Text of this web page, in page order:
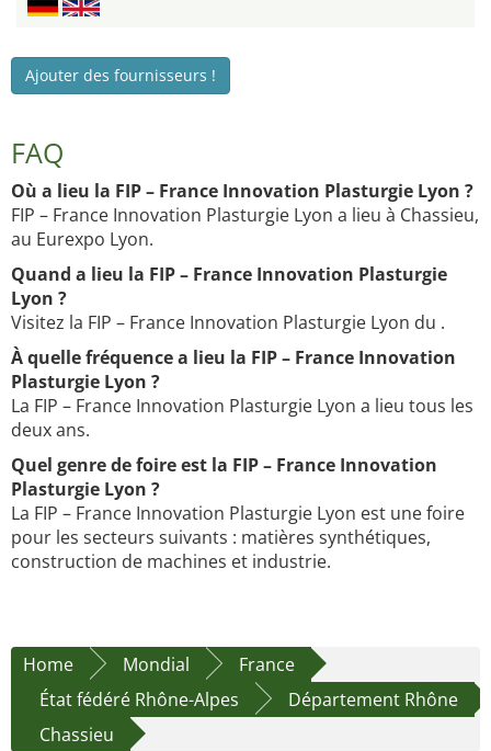
Ajouter des fournisseurs !
FAQ
Où a lieu la FIP – France Innovation Plasturgie Lyon ?
FIP – France Innovation Plasturgie Lyon a lieu à Chassieu,
au Eurexpo Lyon.
Quand a lieu la FIP – France Innovation Plasturgie
Lyon ?
Visitez la FIP – France Innovation Plasturgie Lyon du .
À quelle fréquence a lieu la FIP – France Innovation
Plasturgie Lyon ?
La FIP – France Innovation Plasturgie Lyon a lieu tous les
deux ans.
Quel genre de foire est la FIP – France Innovation
Plasturgie Lyon ?
La FIP – France Innovation Plasturgie Lyon est une foire
pour les secteurs suivants : matières synthétiques,
construction de machines et industrie.
Home Mondial
France
État fédéré Rhône-Alpes
Département Rhône
Chassieu